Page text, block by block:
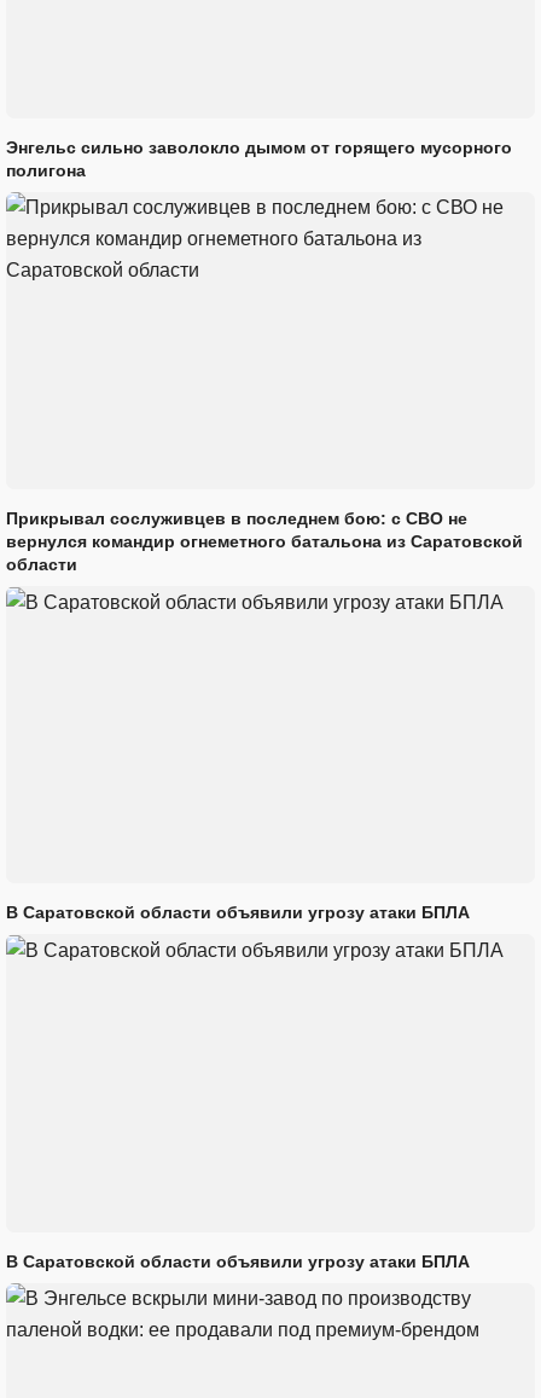
Энгельс сильно заволокло дымом от горящего мусорного
полигона
Прикрывал сослуживцев в последнем бою: с СВО не
вернулся командир огнеметного батальона из Саратовской
области
В Саратовской области объявили угрозу атаки БПЛА
В Саратовской области объявили угрозу атаки БПЛА